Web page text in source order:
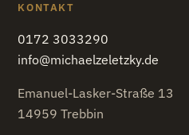
KONTAKT
0172 3033290
info@michaelzeletzky.de
Emanuel-Lasker-Straße 13
14959 Trebbin